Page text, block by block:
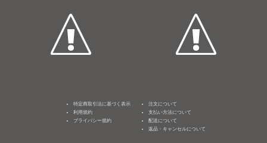
特定商取引法に基づく表示
利用規約
プライバシー規約
注文について
支払い方法について
配送について
返品・キャンセルについて